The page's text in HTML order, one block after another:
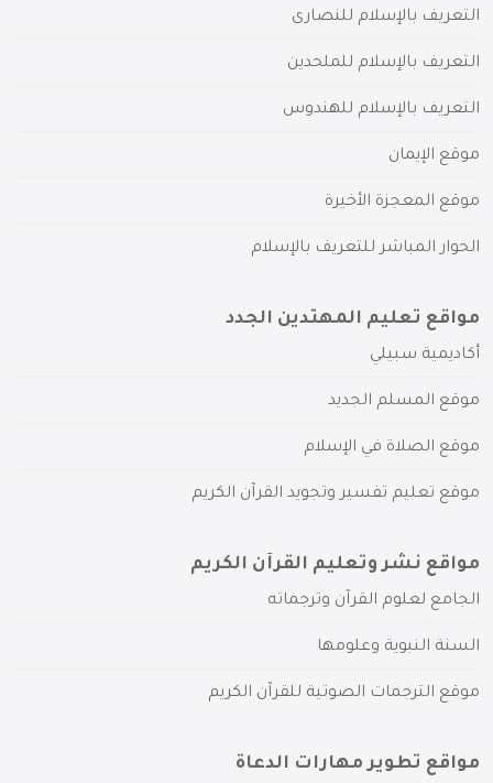
التعريف بالإسلام للنصارى
التعريف بالإسلام للملحدين
التعريف بالإسلام للهندوس
موقع الإيمان
موقع المعجزة الأخيرة
الحوار المباشر للتعريف بالإسلام
مواقع تعليم المهتدين الجدد
أكاديمية سبيلي
موقع المسلم الجديد
موقع الصلاة في الإسلام
موقع تعليم تفسير وتجويد القرآن الكريم
مواقع نشر وتعليم القرآن الكريم
الجامع لعلوم القرآن وترجماته
السنة النبوية وعلومها
موقع الترجمات الصوتية للقرآن الكريم
مواقع تطوير مهارات الدعاة